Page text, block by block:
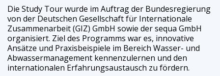
Die Study Tour wurde im Auftrag der Bundesregierung
von der Deutschen Gesellschaft für Internationale
Zusammenarbeit (GIZ) GmbH sowie der sequa GmbH
organisiert. Ziel des Programms war es, innovative
Ansätze und Praxisbeispiele im Bereich Wasser- und
Abwassermanagement kennenzulernen und den
internationalen Erfahrungsaustausch zu fördern.